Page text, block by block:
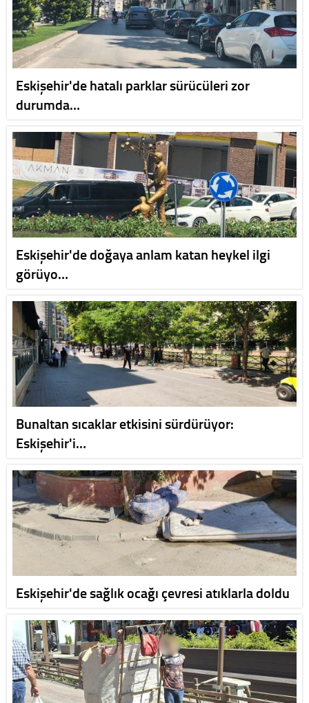
Eskişehir'de hatalı parklar sürücüleri zor
durumda…
Eskişehir'de doğaya anlam katan heykel ilgi
görüyo…
Bunaltan sıcaklar etkisini sürdürüyor:
Eskişehir'i…
Eskişehir'de sağlık ocağı çevresi atıklarla doldu